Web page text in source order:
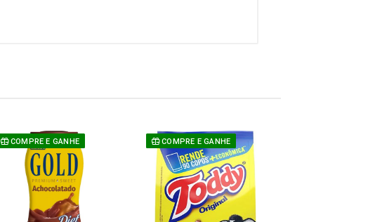
COMPRE E GANHE COMPRE E GANHE